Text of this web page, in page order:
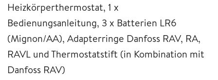
Heizkörperthermostat, 1 x
Bedienungsanleitung, 3 x Batterien LR6
(Mignon/AA), Adapterringe Danfoss RAV, RA,
RAVL und Thermostatstift (in Kombination mit
Danfoss RAV)